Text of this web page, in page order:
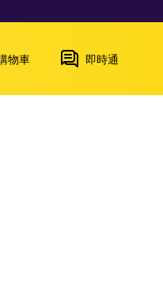
物車 即時通